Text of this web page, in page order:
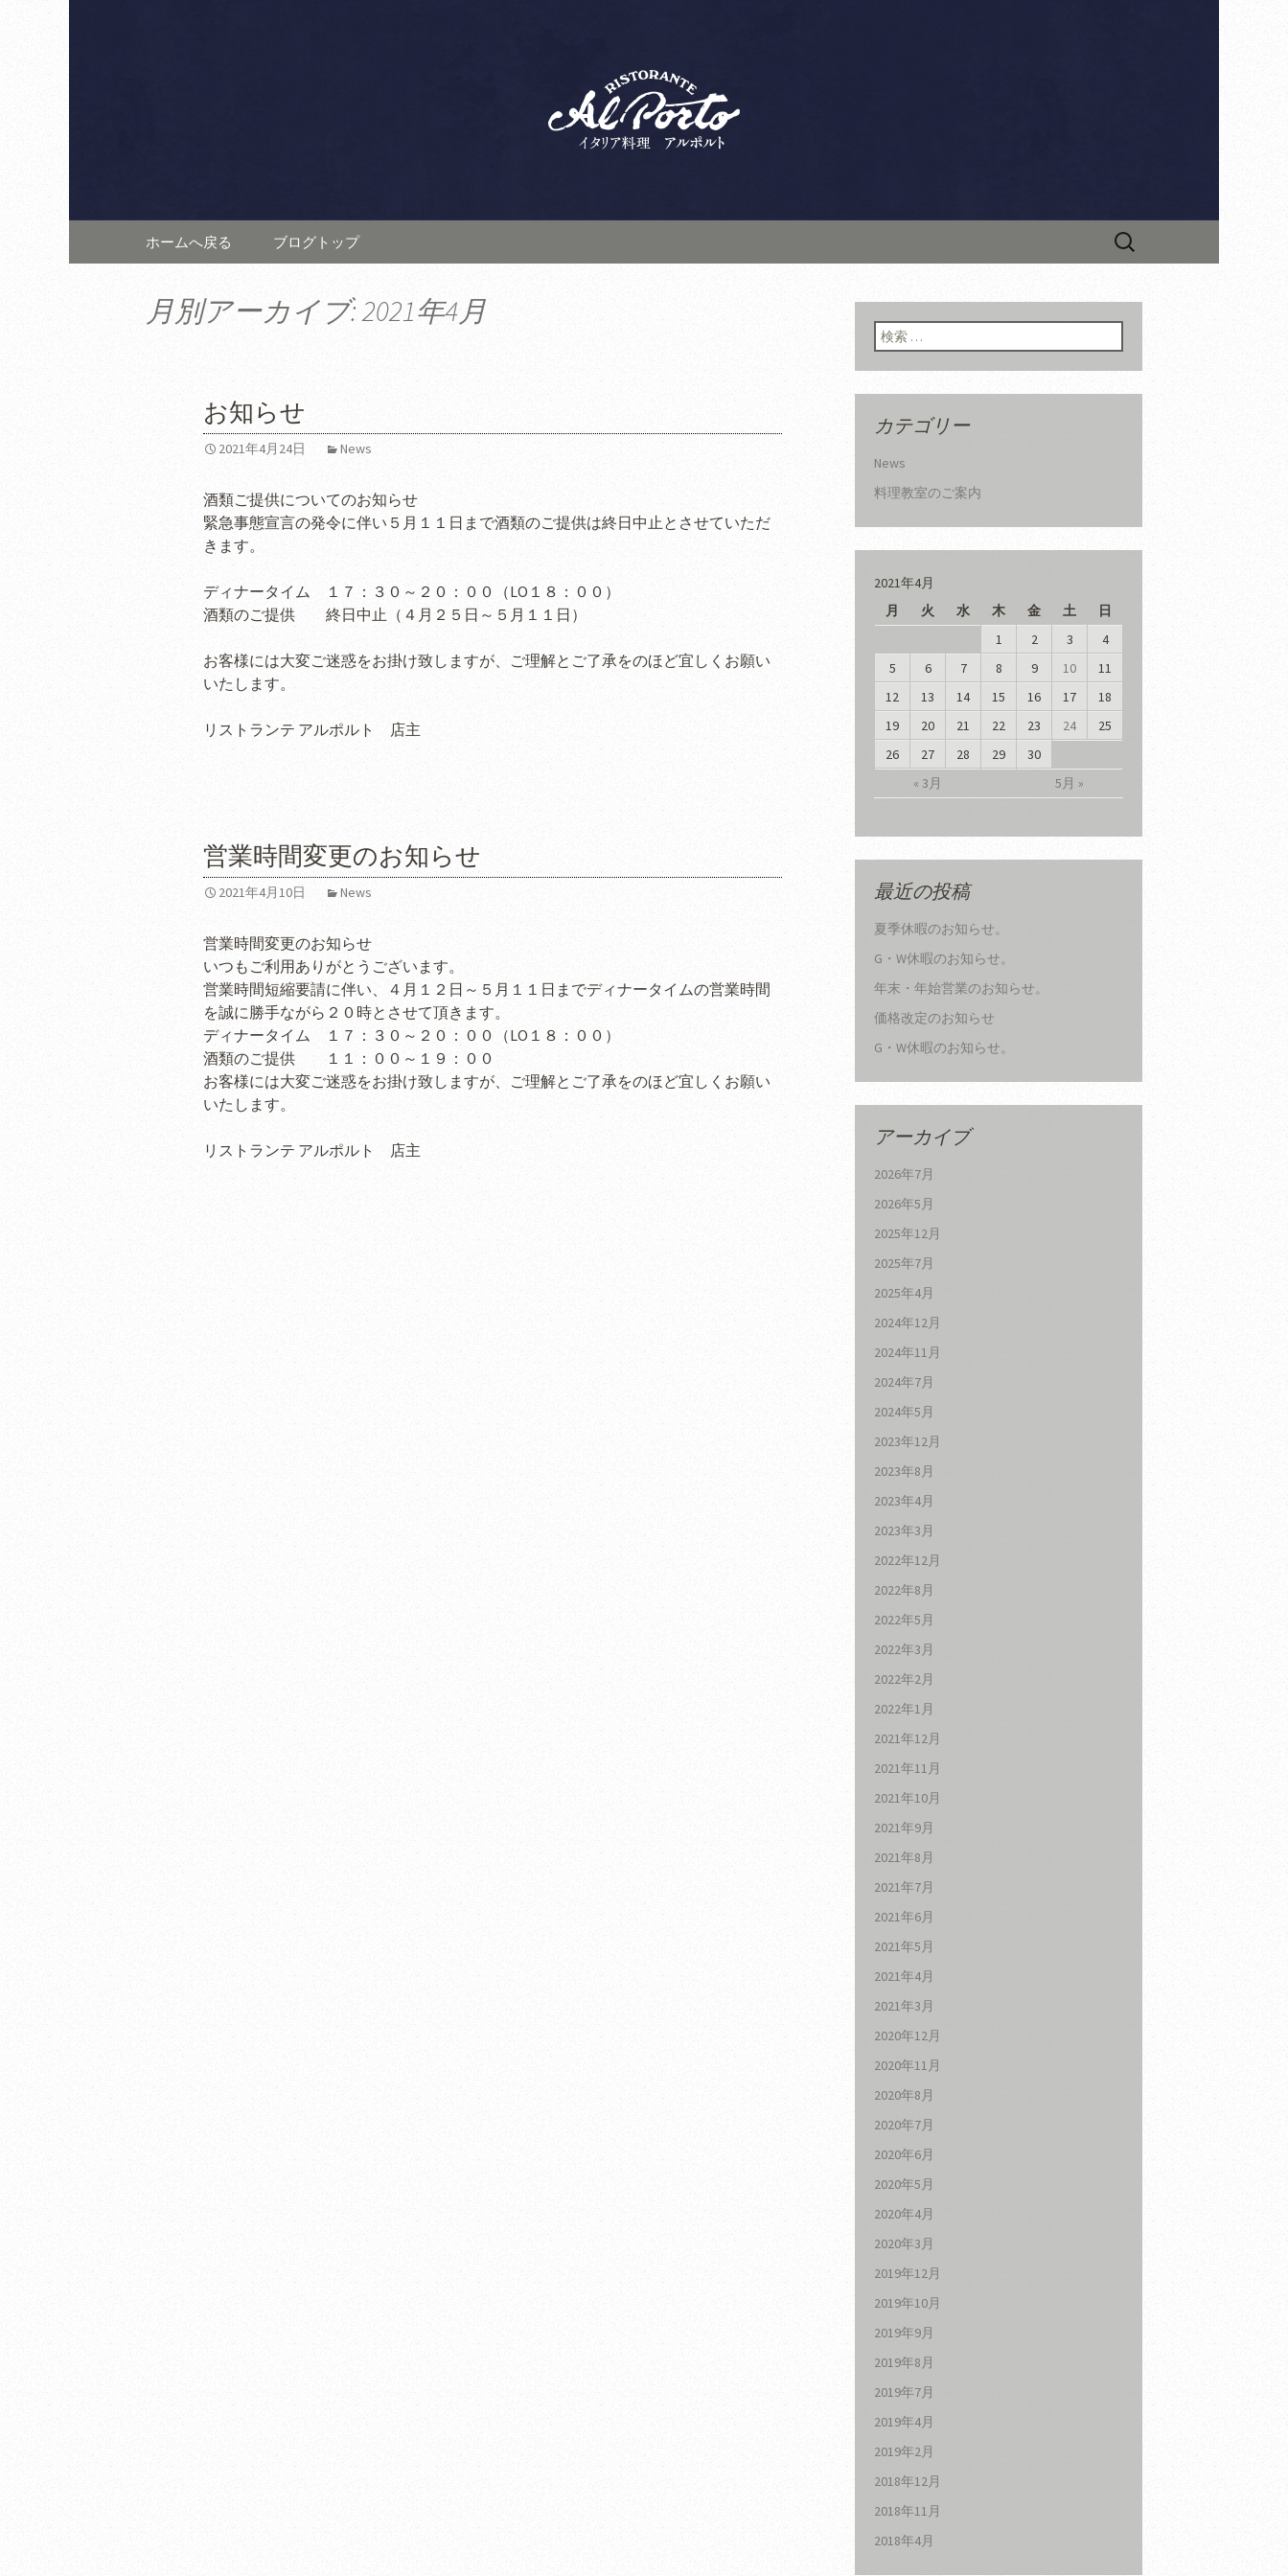
西麻布で人気のイタリアン「リストラン
テ アルポルト」の新着情報
コンテンツへ移動
ホームへ戻る ブログトップ
検
月別アーカイブ: 2021年4月
お知らせ
2021年4月24日 News
酒類ご提供についてのお知らせ
緊急事態宣言の発令に伴い５月１１日まで酒類のご提供は終日中止とさせていただ
きます。
ディナータイム １７：３０～２０：００（LO１８：００）
酒類のご提供 終日中止（４月２５日～５月１１日）
お客様には大変ご迷惑をお掛け致しますが、ご理解とご了承をのほど宜しくお願い
いたします。
リストランテ アルポルト 店主
営業時間変更のお知らせ
2021年4月10日 News
営業時間変更のお知らせ
いつもご利用ありがとうございます。
営業時間短縮要請に伴い、４月１２日～５月１１日までディナータイムの営業時間
を誠に勝手ながら２０時とさせて頂きます。
ディナータイム １７：３０～２０：００（LO１８：００）
酒類のご提供 １１：００～１９：００
お客様には大変ご迷惑をお掛け致しますが、ご理解とご了承をのほど宜しくお願い
いたします。
リストランテ アルポルト 店主
検索:
カテゴリー
News
料理教室のご案内
2021年4月
月
火 水 木 金 土 日
« 3月 5月 »
1 2 3
4
5
6 7 8 9 10
11
12
13 14 15 16 17
18
19
20 21 22 23 24
25
26
27 28 29 30
最近の投稿
夏季休暇のお知らせ。
G・W休暇のお知らせ。
年末・年始営業のお知らせ。
価格改定のお知らせ
G・W休暇のお知らせ。
アーカイブ
2026年7月
2026年5月
2025年12月
2025年7月
2025年4月
2024年12月
2024年11月
2024年7月
2024年5月
2023年12月
2023年8月
2023年4月
2023年3月
2022年12月
2022年8月
2022年5月
2022年3月
2022年2月
2022年1月
2021年12月
2021年11月
2021年10月
2021年9月
2021年8月
2021年7月
2021年6月
2021年5月
2021年4月
2021年3月
2020年12月
2020年11月
2020年8月
2020年7月
2020年6月
2020年5月
2020年4月
2020年3月
2019年12月
2019年10月
2019年9月
2019年8月
2019年7月
2019年4月
2019年2月
2018年12月
2018年11月
2018年4月